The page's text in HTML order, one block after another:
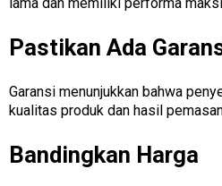
Pastikan Ada
Garansi menunjukkan bahwa
kualitas produk dan hasil
Bandingkan Harga